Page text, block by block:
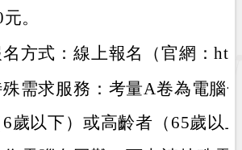
。
方式：線上報名（官網：
需求服務：考量A卷為電腦
6歲以下）或高齡者（65歲以